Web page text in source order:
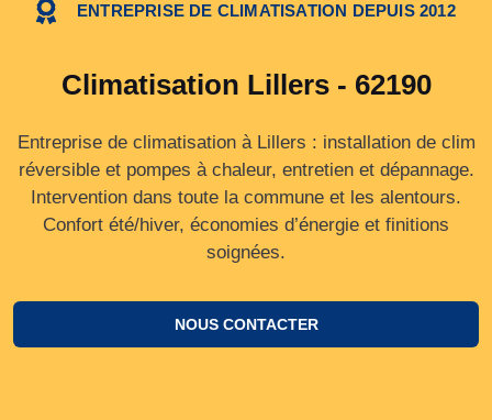
ENTREPRISE DE CLIMATISATION DEPUIS 2012
Climatisation Lillers - 62190
Entreprise de climatisation à Lillers : installation de clim
réversible et pompes à chaleur, entretien et dépannage.
Intervention dans toute la commune et les alentours.
Confort été/hiver, économies d’énergie et finitions
soignées.
NOUS CONTACTER